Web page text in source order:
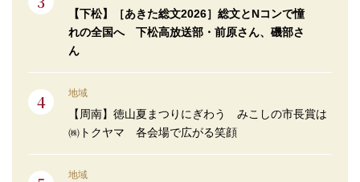
【下松】［あきた総文2026］総文とNコンで憧
れの全国へ 下松高放送部・前原さん、磯部さ
ん
地域
【周南】徳山夏まつりにぎわう みこしの市長賞は
㈱トクヤマ 各会場で広がる笑顔
地域